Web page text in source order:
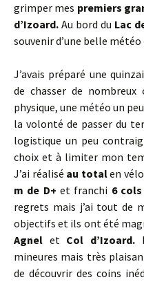
grimper mes premiers
d’Izoard. Au bord du Lac
souvenir d’une belle
J’avais préparé une
de chasser de
physique, une météo un
la volonté de passer du
logistique un peu
choix et à limiter mon
J’ai réalisé au totalen
m de D+ et franchi 6
regrets mais j’ai tout de
objectifs et ils ont été
Agnel et Col d’Izoard.
mineures mais très
de découvrir des coins